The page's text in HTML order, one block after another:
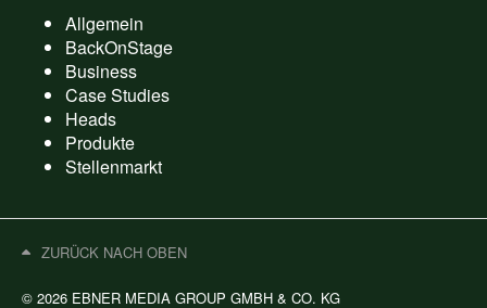
Allgemein
BackOnStage
Business
Case Studies
Heads
Produkte
Stellenmarkt
© 2026 EBNER MEDIA GROUP GMBH & CO. KG
ZURÜCK NACH OBEN